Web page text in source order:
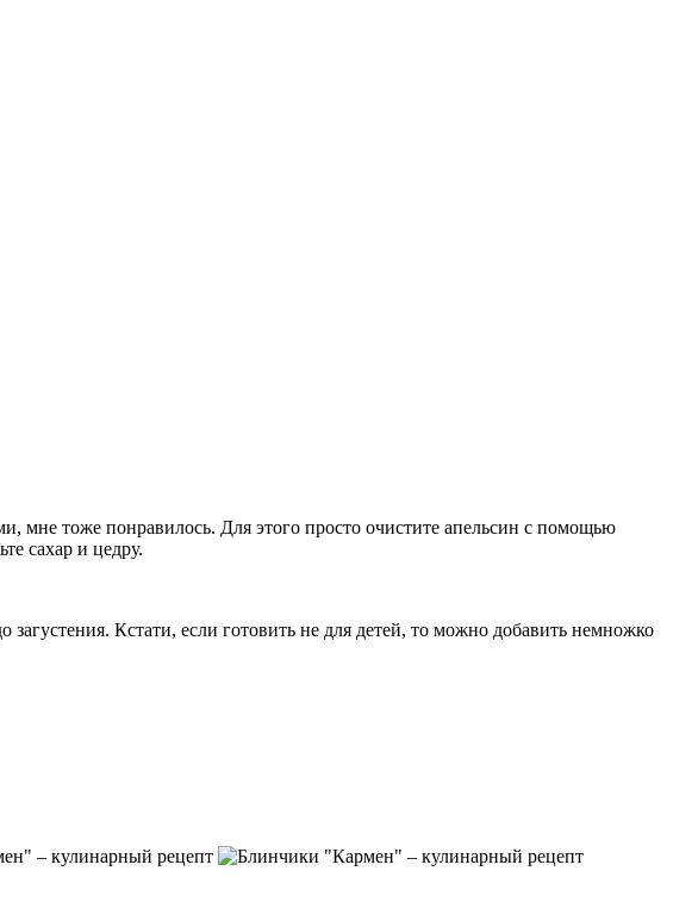
мне тоже понравилось. Для этого просто очистите апельсин с помощью
сахар и цедру.
Кстати, если готовить не для детей, то можно добавить немножко